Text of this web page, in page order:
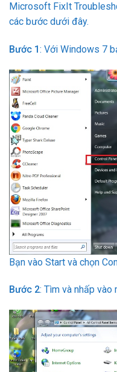
Microsoft FixIt
các bước dưới đây.
Bước 1: Với Windows 7
Bạn vào Start và chọn
Bước 2: Tìm và nhấp vào